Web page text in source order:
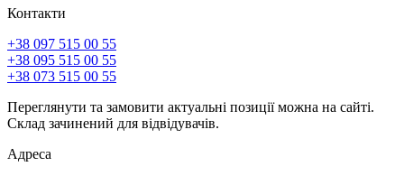
Контакти
+38 097 515 00 55
+38 095 515 00 55
+38 073 515 00 55
Переглянути та замовити актуальні позиції можна на сайті.
Склад зачинений для відвідувачів.
Адреса